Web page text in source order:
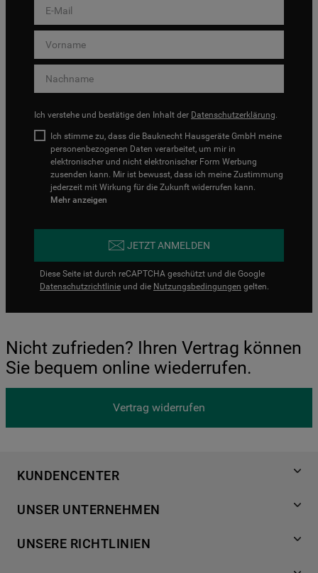
Ich verstehe und bestätige den Inhalt der Datenschutzerklärung.
Ich stimme zu, dass die Bauknecht Hausgeräte GmbH meine
personenbezogenen Daten verarbeitet, um mir in
elektronischer und nicht elektronischer Form Werbung
zusenden kann. Mir ist bewusst, dass ich meine Zustimmung
jederzeit mit Wirkung für die Zukunft widerrufen kann.
Mehr anzeigen
JETZT ANMELDEN
Diese Seite ist durch reCAPTCHA geschützt und die Google
Datenschutzrichtlinie und die Nutzungsbedingungen gelten.
Nicht zufrieden? Ihren Vertrag können
Sie bequem online wiederrufen.
Vertrag widerrufen
KUNDENCENTER
Händlersuche
Häufige Fragen
UNSER UNTERNEHMEN
Für Händler
UNSERE RICHTLINIEN